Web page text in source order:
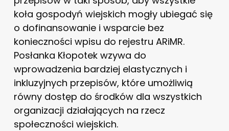
koła gospodyń wiejskich mogły ubiegać się
o dofinansowanie i wsparcie bez
konieczności wpisu do rejestru ARiMR.
Posłanka Kłopotek wzywa do
wprowadzenia bardziej elastycznych i
inkluzyjnych przepisów, które umożliwią
równy dostęp do środków dla wszystkich
organizacji działających na rzecz
społeczności wiejskich.